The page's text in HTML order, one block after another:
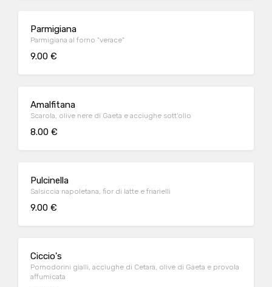
Parmigiana
Parmigiana al forno "verace"
9.00 €
Amalfitana
Scarola, olive nere di Gaeta e acciughe sott'olio
8.00 €
Pulcinella
Salsiccia napoletana, fior di latte e friarielli
9.00 €
Ciccio's
Pomodorini gialli, acciughe di Cetara, olive di Gaeta e provola
affumicata